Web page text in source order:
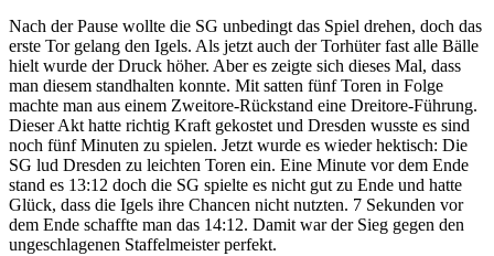
Nach der Pause wollte die SG unbedingt das Spiel drehen, doch das
erste Tor gelang den Igels. Als jetzt auch der Torhüter fast alle Bälle
hielt wurde der Druck höher. Aber es zeigte sich dieses Mal, dass
man diesem standhalten konnte. Mit satten fünf Toren in Folge
machte man aus einem Zweitore-Rückstand eine Dreitore-Führung.
Dieser Akt hatte richtig Kraft gekostet und Dresden wusste es sind
noch fünf Minuten zu spielen. Jetzt wurde es wieder hektisch: Die
SG lud Dresden zu leichten Toren ein. Eine Minute vor dem Ende
stand es 13:12 doch die SG spielte es nicht gut zu Ende und hatte
Glück, dass die Igels ihre Chancen nicht nutzten. 7 Sekunden vor
dem Ende schaffte man das 14:12. Damit war der Sieg gegen den
ungeschlagenen Staffelmeister perfekt.